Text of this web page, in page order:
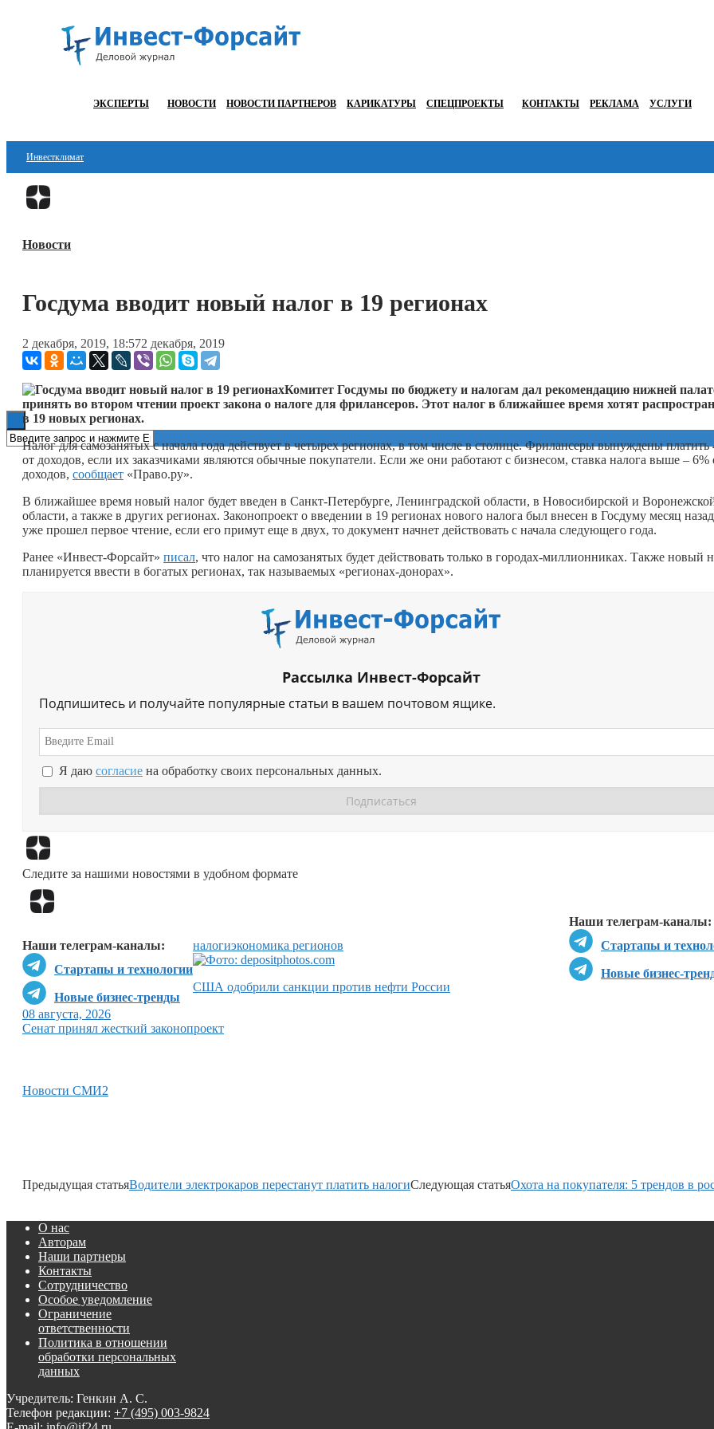
ЭКСПЕРТЫ НОВОСТИ НОВОСТИ ПАРТНЕРОВ КАРИКАТУРЫ СПЕЦПРОЕКТЫ КОНТАКТЫ РЕКЛАМА УСЛУГИ
Инвестклимат
Финансы
Блокчейн
Технологии
ESG
Книги
Новости
Госдума вводит новый налог в 19 регионах
2 декабря, 2019, 18:572 декабря, 2019
Комитет Госдумы по бюджету и налогам дал рекомендацию нижней
принять во втором чтении проект закона о налоге для фрилансеров. Этот налог в ближайшее время хотят
в 19 новых регионах.
Налог для самозанятых с начала года действует в четырех регионах, в том числе в столице. Фрилансеры вынуждены платить
от доходов, если их заказчиками являются обычные покупатели. Если же они работают с бизнесом, ставка налога выше – 6%
доходов, сообщает «Право.ру».
В ближайшее время новый налог будет введен в Санкт-Петербурге, Ленинградской области, в Новосибирской и
области, а также в других регионах. Законопроект о введении в 19 регионах нового налога был внесен в Госдуму месяц
уже прошел первое чтение, если его примут еще в двух, то документ начнет действовать с начала следующего года.
Ранее «Инвест-Форсайт» писал, что налог на самозанятых будет действовать только в городах-миллионниках. Также новый
планируется ввести в богатых регионах, так называемых «регионах-донорах».
Рассылка Инвест-Форсайт
Подпишитесь и получайте популярные статьи в вашем почтовом ящике.
Я даю согласие на обработку своих персональных данных.
Следите за нашими новостями в удобном формате
Наши телеграм-каналы:
Стартапы и
Новые бизнес-
Наши телеграм-каналы:
Стартапы и технологии
Новые бизнес-тренды
налогиэкономика регионов
США одобрили санкции против нефти России
08 августа, 2026
Сенат принял жесткий законопроект
Новости СМИ2
Предыдущая статьяВодители электрокаров перестанут платить налогиСледующая статьяОхота на покупателя: 5 трендов в
О нас
Авторам
Наши партнеры
Контакты
Сотрудничество
Особое уведомление
Ограничение
ответственности
Политика в отношении
обработки персональных
данных
Учредитель: Генкин А. С.
Телефон редакции: +7 (495) 003-9824